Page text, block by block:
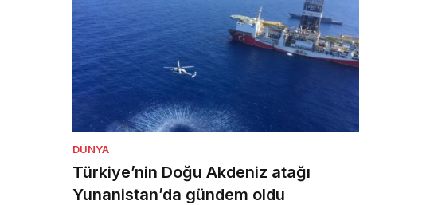
DÜNYA
Türkiye’nin Doğu Akdeniz atağı
Yunanistan’da gündem oldu